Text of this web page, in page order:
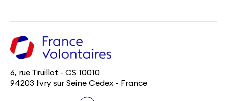
6, rue Truillot - CS 10010
94203 Ivry sur Seine Cedex - France